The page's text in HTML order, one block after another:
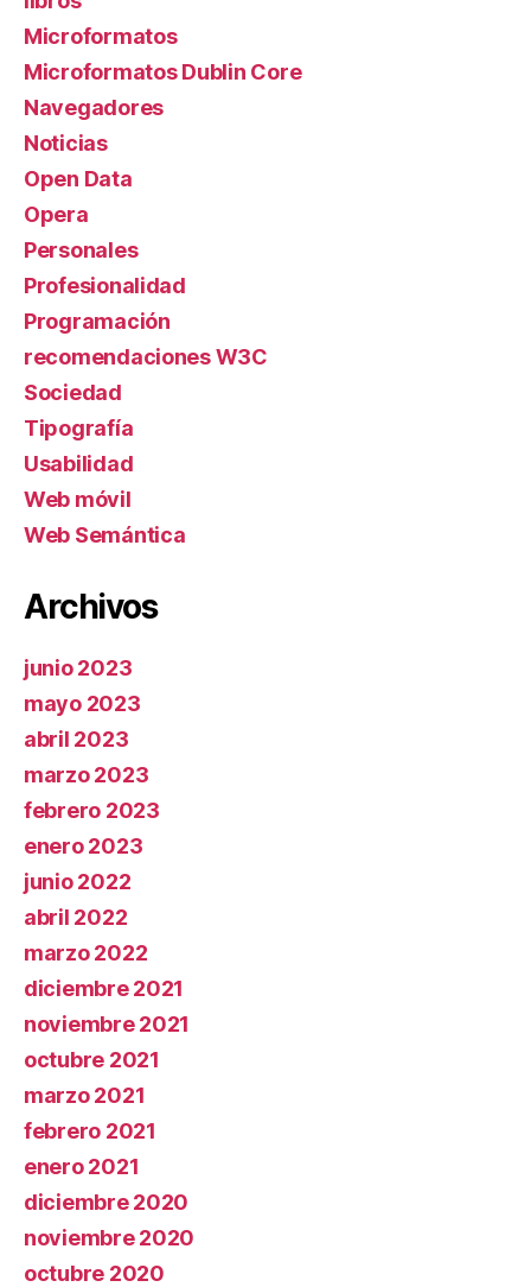
Microformatos
Microformatos Dublin Core
Navegadores
Noticias
Open Data
Opera
Personales
Profesionalidad
Programación
recomendaciones W3C
Sociedad
Tipografía
Usabilidad
Web móvil
Web Semántica
Archivos
junio 2023
mayo 2023
abril 2023
marzo 2023
febrero 2023
enero 2023
junio 2022
abril 2022
marzo 2022
diciembre 2021
noviembre 2021
octubre 2021
marzo 2021
febrero 2021
enero 2021
diciembre 2020
noviembre 2020
octubre 2020